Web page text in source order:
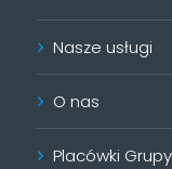
Nasze usługi
O nas
Placówki Grupy